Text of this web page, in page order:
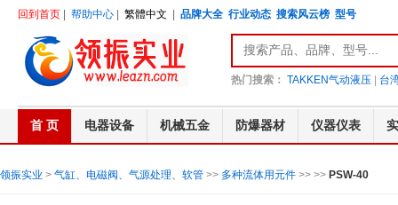
回到首页 帮助中心 繁體中文 品牌大全 行业动态 搜索风云榜 型号
热门搜索： TAKKEN气动液压 台
首 页 电器设备 机械五金 防爆器材 仪器仪表
领振实业 > 气缸、电磁阀、气源处理、软管 >> 多种流体用元件 >> >> PSW-40